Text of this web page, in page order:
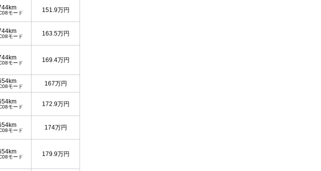
モード 151.9万円
モード 163.5万円
モード 169.4万円
モード 167万円
モード 172.9万円
モード 174万円
モード 179.9万円